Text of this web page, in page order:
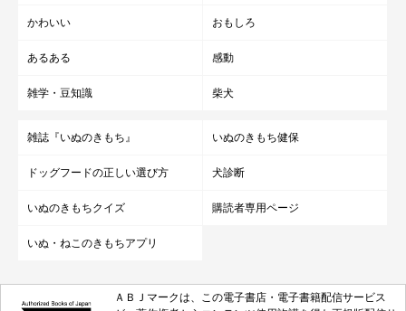
かわいい おもしろ
あるある 感動
雑学・豆知識 柴犬
雑誌『いぬのきもち』 いぬのきもち健保
ドッグフードの正しい選び方 犬診断
いぬのきもちクイズ 購読者専用ページ
いぬ・ねこのきもちアプリ
ＡＢＪマークは、この電子書店・電子書籍配信サービス